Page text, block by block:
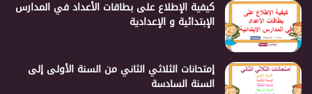
كيفية الإطلاع على بطاقات الأعداد في المدارس
الإبتدائية و الإعدادية
إمتحانات الثلاثي الثاني من السنة الأولى إلى
السنة السادسة